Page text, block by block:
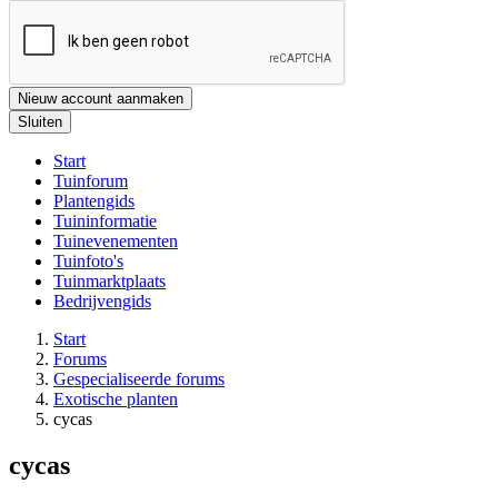
Nieuw account aanmaken
Sluiten
Start
Tuinforum
Plantengids
Tuininformatie
Tuinevenementen
Tuinfoto's
Tuinmarktplaats
Bedrijvengids
Start
Forums
Gespecialiseerde forums
Exotische planten
cycas
cycas